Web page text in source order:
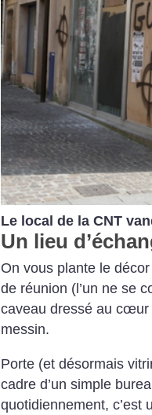
Le local de la CNT
Un lieu
On vous plante le
de réunion (l’un ne se
caveau dressé au cœur
messin.
Porte (et désormais
cadre d’un simple
quotidiennement, c’est